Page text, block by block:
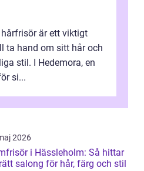
är ett viktigt
ta hand om sitt hår och
stil. I Hedemora, en
si...
2026
i Hässleholm: Så hittar
salong för hår, färg och stil